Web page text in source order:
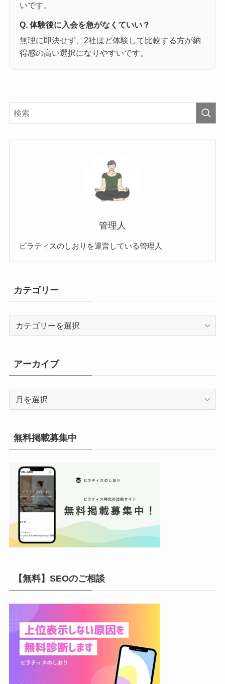
いです。
Q. 体験後に入会を急がなくていい？
無理に即決せず、2社ほど体験して比較する方が納
得感の高い選択になりやすいです。
管理人
ピラティスのしおりを運営している管理人
カテゴリー
ー
アーカイブ
イ
ブ
無料掲載募集中
【無料】SEOのご相談